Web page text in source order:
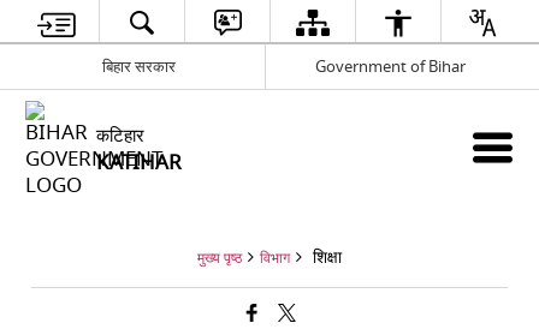
बिहार सरकार Government of Bihar
कटिहार
KATIHAR
मुख्य पृष्ठ विभाग शिक्षा